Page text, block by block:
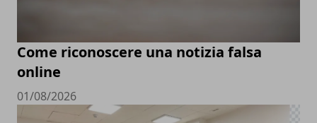
Come riconoscere una notizia falsa
online
01/08/2026